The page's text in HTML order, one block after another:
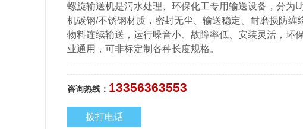
螺旋输送机是污水处理、环保化工专用输送设备，分为
机碳钢/不锈钢材质，密封无尘、输送稳定、耐磨损防缠
物料连续输送，运行噪音小、故障率低、安装灵活，环
业通用，可非标定制各种长度规格。
咨询热线： 13356363553
拨打电话